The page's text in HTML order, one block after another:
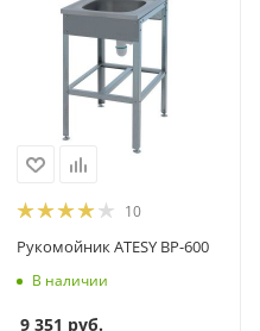
10
Рукомойник ATESY ВР-600
В наличии
9 351 руб.